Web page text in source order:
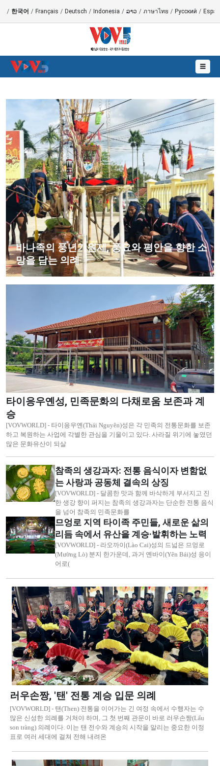
/ 한국어 / Français / Deutsch / Indonesia / ລາວ / ภาษาไทย / Русский /
☰
바나족의 풍년기원제, 풍요와 평안을 향한 소
망을 담는 의례
타이응우옌성, 민족문화의 다채로움 보존과 계
승
[VOVWORLD] - 타이응우옌(Thái Nguyên)성은 각 민족의 전통문화를 보존
하고 복원하는 사업에 각별한 관심을 기울이고 있다. 사라질 위기에 놓였던
많은 문화유산이 되살
참족의 생강과자: 전통 음식이자 변함없
는 사랑과 공동체 결속의 상징
[VOVWORLD] - 달콤한 맛과 함께 바삭하게 부서지고 진
한 생강 향이 퍼지는 참족의 생강과자는 단순한 전통 음식
을 넘어 참족의 민족문화를
므엉로 지역 타이족 주민들, 새로운 삶의
리듬 속에서 유산을 계승·발휘하는 노력
[VOVWORLD] - 라오까이(Lào Cai)성의 드넓은 므엉로
(Mường Lò) 분지 한가운데, 과거 옌바이(Yên Bái)성 응이
어로(
러우손짱, '탠' 전통 계승 입문 의례
[VOVWORLD] - 탠(Then) 전통을 이어가는 긴 여정 속에서 수행자는 수
많은 신성한 의례를 거쳐야 하며, 그 첫 번째 관문이 바로 러우손짱(Lẩu
son tràng) 의례이다. 이는 탠 전수와 계승의 시작을 알리는 중요한 이정
표로 여러 세대에 걸쳐 전해 내려온